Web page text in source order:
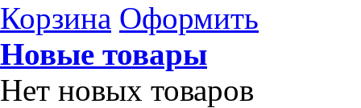
Корзина Оформить
Новые товары
Нет новых товаров